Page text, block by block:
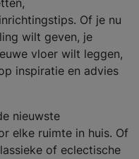
Of je nu
wilt geven, je
vloer wilt leggen,
inspiratie en advies
nieuwste
elke ruimte in huis. Of
of eclectische